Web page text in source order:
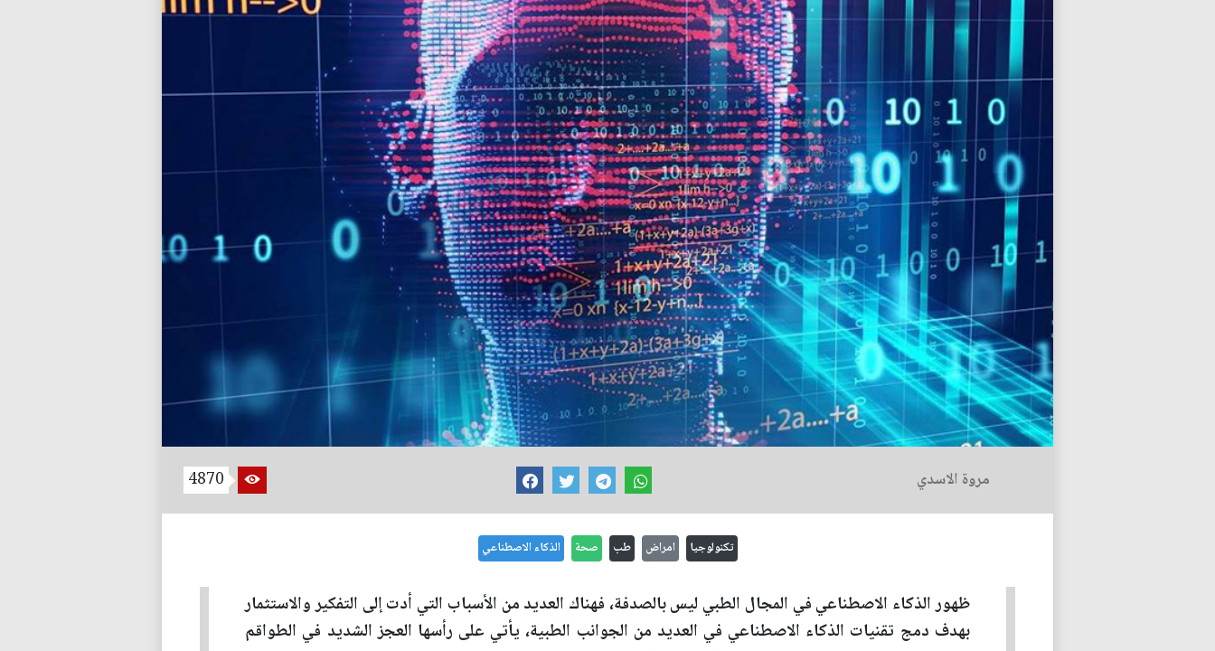
مروة الاسدي 4870
تكنولوجيا امراض طب صحة الذكاء الاصطناعي
ظهور الذكاء الاصطناعي في المجال الطبي ليس بالصدفة، فهناك العديد من الأسباب التي أدت إلى التفكير والاستثمار
بهدف دمج تقنيات الذكاء الاصطناعي في العديد من الجوانب الطبية، يأتي على رأسها العجز الشديد في الطواقم